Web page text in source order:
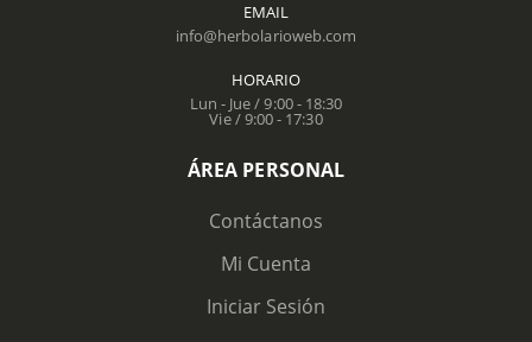
EMAIL
info@herbolarioweb.com
HORARIO
Lun - Jue / 9:00 - 18:30
Vie / 9:00 - 17:30
ÁREA PERSONAL
Contáctanos
Mi Cuenta
Iniciar Sesión